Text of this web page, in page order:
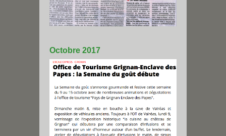
Octobre 2017